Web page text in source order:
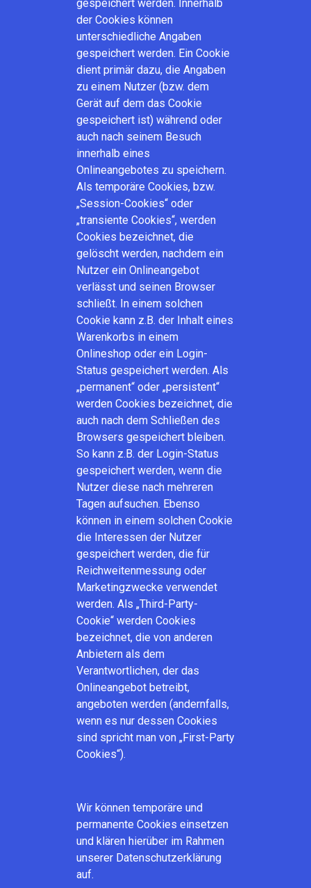
gespeichert werden. Innerhalb
der Cookies können
unterschiedliche Angaben
gespeichert werden. Ein Cookie
dient primär dazu, die Angaben
zu einem Nutzer (bzw. dem
Gerät auf dem das Cookie
gespeichert ist) während oder
auch nach seinem Besuch
innerhalb eines
Onlineangebotes zu speichern.
Als temporäre Cookies, bzw.
„Session-Cookies“ oder
„transiente Cookies“, werden
Cookies bezeichnet, die
gelöscht werden, nachdem ein
Nutzer ein Onlineangebot
verlässt und seinen Browser
schließt. In einem solchen
Cookie kann z.B. der Inhalt eines
Warenkorbs in einem
Onlineshop oder ein Login-
Status gespeichert werden. Als
„permanent“ oder „persistent“
werden Cookies bezeichnet, die
auch nach dem Schließen des
Browsers gespeichert bleiben.
So kann z.B. der Login-Status
gespeichert werden, wenn die
Nutzer diese nach mehreren
Tagen aufsuchen. Ebenso
können in einem solchen Cookie
die Interessen der Nutzer
gespeichert werden, die für
Reichweitenmessung oder
Marketingzwecke verwendet
werden. Als „Third-Party-
Cookie“ werden Cookies
bezeichnet, die von anderen
Anbietern als dem
Verantwortlichen, der das
Onlineangebot betreibt,
angeboten werden (andernfalls,
wenn es nur dessen Cookies
sind spricht man von „First-Party
Cookies“).
Wir können temporäre und
permanente Cookies einsetzen
und klären hierüber im Rahmen
unserer Datenschutzerklärung
auf.